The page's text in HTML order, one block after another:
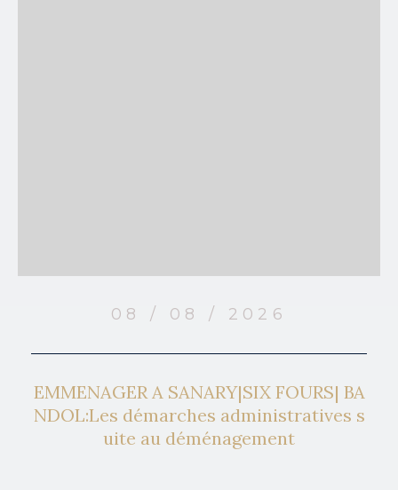
08 / 08 / 2026
EMMENAGER A SANARY|SIX FOURS| BA
NDOL:Les démarches administratives s
uite au déménagement